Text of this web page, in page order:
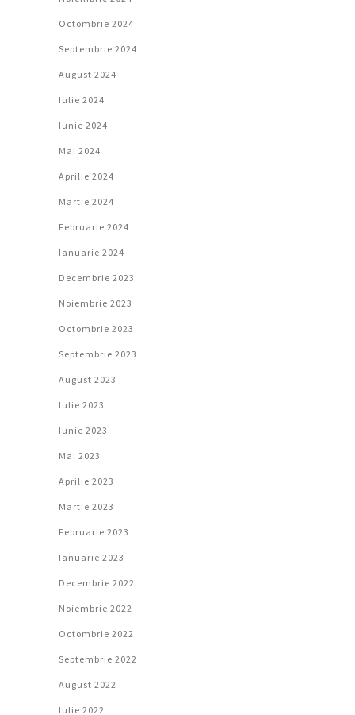
Octombrie 2024
Septembrie 2024
August 2024
Iulie 2024
Iunie 2024
Mai 2024
Aprilie 2024
Martie 2024
Februarie 2024
Ianuarie 2024
Decembrie 2023
Noiembrie 2023
Octombrie 2023
Septembrie 2023
August 2023
Iulie 2023
Iunie 2023
Mai 2023
Aprilie 2023
Martie 2023
Februarie 2023
Ianuarie 2023
Decembrie 2022
Noiembrie 2022
Octombrie 2022
Septembrie 2022
August 2022
Iulie 2022